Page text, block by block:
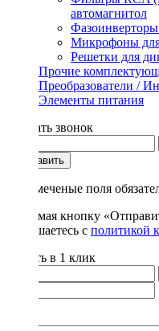
автомагнитол
Фазоинверторы
Микрофоны
Решетки для
Прочие
Преобразователи /
Элементы питания
Заказать звонок
Отправить
* - отмеченые поля
Нажимая кнопку
соглашаетесь с политикой
Купить в 1 клик